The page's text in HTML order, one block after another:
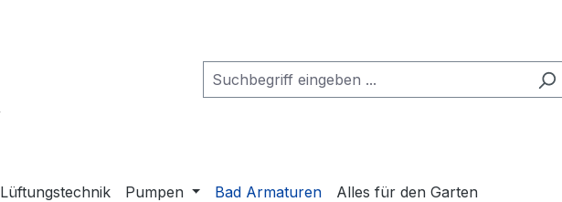
Lüftungstechnik Pumpen Bad Armaturen Alles für den Garten